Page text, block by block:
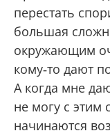
перестать
большая
окружающим
кому-то дают
А когда мне
не могу с этим
начинаются